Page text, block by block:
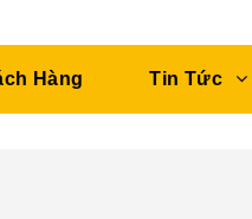
Hàng Tin Tức